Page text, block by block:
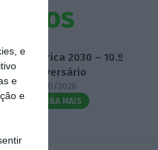
e
e
e
Fábrica 2030 – 10.º
Aniversário
14/10/2026
SAIBA MAIS